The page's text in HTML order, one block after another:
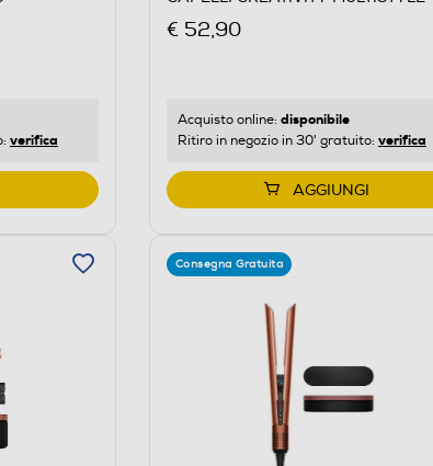
verifica
€ 52,90
Acquisto online: disponibile
Ritiro in negozio in 30' gratuito: verifica
AGGIUNGI
Consegna Gratuita